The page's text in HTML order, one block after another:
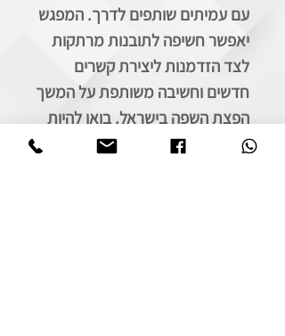
עם עמיתים שותפים לדרך. המפגש
יאפשרחשיפה לתובנותמרתקות
לצד הזדמנותליצירתקשרים
חדשים וחשיבה משותפתעלהמשך
הפצתהשפה בישראל. בואו להיות
חלק
מקהילה מקצועיתגדלה